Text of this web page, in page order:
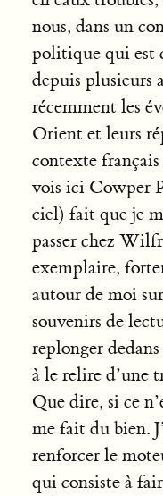
nous, dans un
politique qui est
depuis plusieurs
récemment les
Orient et leurs
contexte
vois ici Cowper
ciel) fait que je
passer chez
exemplaire,
autour de moi
souvenirs de
replonger
à le relire d’une
Que dire, si ce
me fait du bien.
renforcer le
qui consiste à